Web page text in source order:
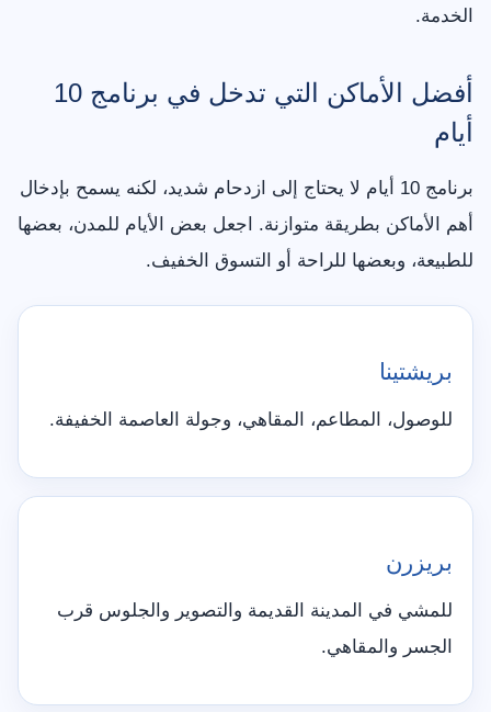
الخدمة.
أفضل الأماكن التي تدخل في برنامج 10
أيام
برنامج 10 أيام لا يحتاج إلى ازدحام شديد، لكنه يسمح بإدخال
أهم الأماكن بطريقة متوازنة. اجعل بعض الأيام للمدن، بعضها
للطبيعة، وبعضها للراحة أو التسوق الخفيف.
بريشتينا
للوصول، المطاعم، المقاهي، وجولة العاصمة الخفيفة.
بريزرن
للمشي في المدينة القديمة والتصوير والجلوس قرب
الجسر والمقاهي.